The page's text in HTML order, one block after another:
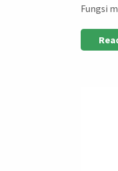
Fungsi